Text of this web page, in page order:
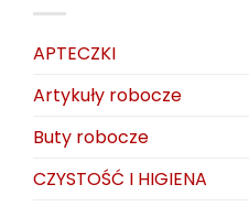
APTECZKI
Artykuły robocze
Buty robocze
CZYSTOŚĆ I HIGIENA